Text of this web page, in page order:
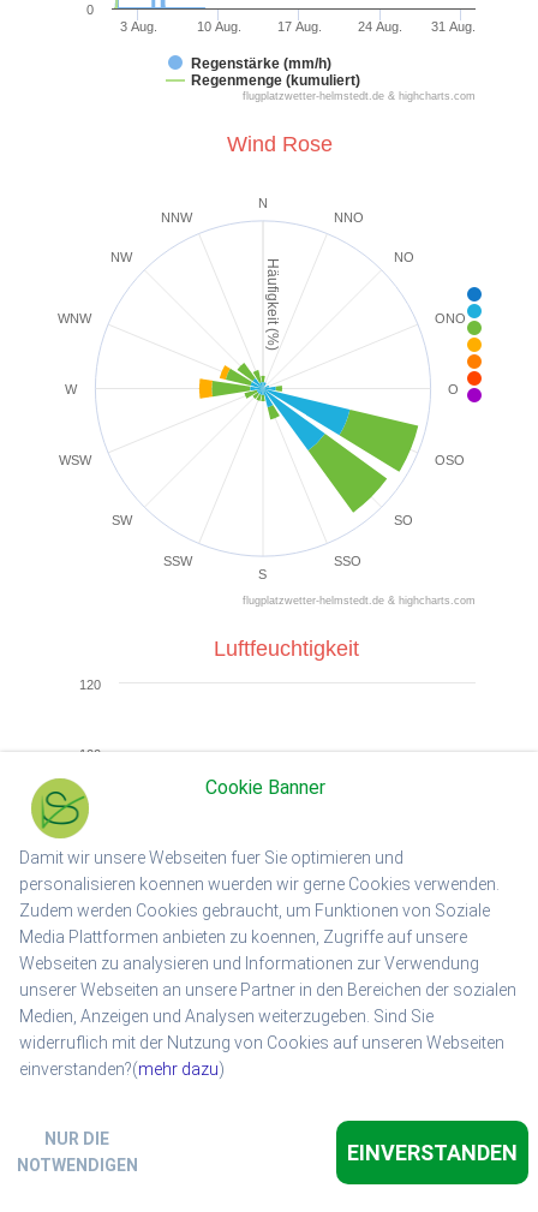
Regenstärke (mm/h)
Regenmenge (kumuliert)
3 Aug. 10 Aug. 17 Aug. 24 Aug. 31 Aug.
0
flugplatzwetter-helmstedt.de & highcharts.com
flugplatzwetter-helmstedt.de & highcharts.com
Häufigkeit (%)
Wind Rose
N
NNO
NO
ONO
O
OSO
SO
SSO
S
SSW
SW
WSW
W
WNW
NW
NNW
Luftfeuchtigkeit (%)
10 Aug. 24 Aug.
20
40
80
100
120
Luftfeuchtigkeit
Cookie Banner
Damit wir unsere Webseiten fuer Sie optimieren und
personalisieren koennen wuerden wir gerne Cookies verwenden.
Zudem werden Cookies gebraucht, um Funktionen von Soziale
Media Plattformen anbieten zu koennen, Zugriffe auf unsere
Webseiten zu analysieren und Informationen zur Verwendung
unserer Webseiten an unsere Partner in den Bereichen der sozialen
Medien, Anzeigen und Analysen weiterzugeben. Sind Sie
widerruflich mit der Nutzung von Cookies auf unseren Webseiten
einverstanden?(mehr dazu)
EINVERSTANDEN
NUR DIE
NOTWENDIGEN